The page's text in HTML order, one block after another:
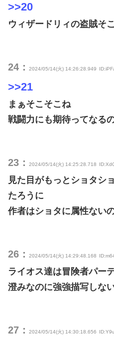
>>20
ウィザードリィの盗賊そ
24： 2024/05/14(火) 14:26:28.949
>>21
まぁそこそこね
戦闘力にも期待ってなる
23： 2024/05/14(火) 14:25:28.718
見た目がもっとショタシ
たろうに
作者はショタに属性ない
26： 2024/05/14(火) 14:29:48.168
ライオス達は冒険者パー
澄みなのに強強描写しな
27： 2024/05/14(火) 14:30:18.656